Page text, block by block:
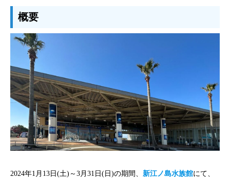
概要
2024年1月13日(土)～3月31日(日)の期間、 新江ノ島水族館にて、